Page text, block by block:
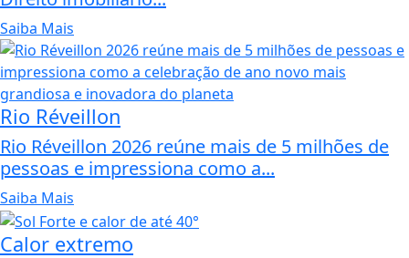
Saiba Mais
Rio Réveillon
Rio Réveillon 2026 reúne mais de 5 milhões de
pessoas e impressiona como a...
Saiba Mais
Calor extremo